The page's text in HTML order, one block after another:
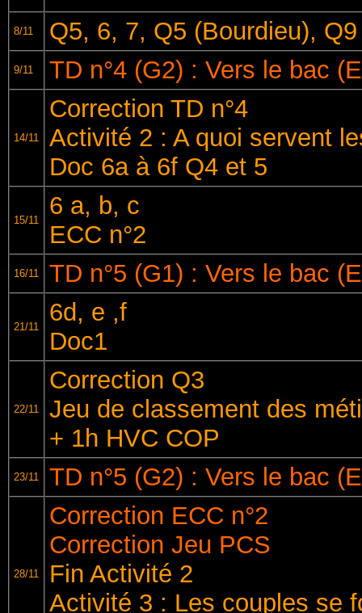
8/11 Q5, 6, 7, Q5 (Bourdieu), Q9
9/11 TD n°4 (G2) : Vers le bac
14/11
Correction TD n°4
Activité 2 : A quoi servent
Doc 6a à 6f Q4 et 5
15/11
6 a, b, c
ECC n°2
16/11 TD n°5 (G1) : Vers le bac
21/11
6d, e ,f
Doc1
22/11
Correction Q3
Jeu de classement des
+ 1h HVC COP
23/11 TD n°5 (G2) : Vers le bac
28/11
Correction ECC n°2
Correction Jeu PCS
Fin Activité 2
Activité 3 : Les couples se